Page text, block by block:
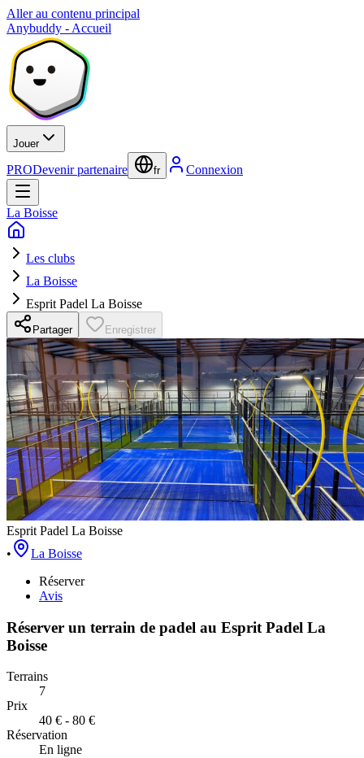
Aller au contenu principal
Anybuddy - Accueil
Jouer
PRODevenir partenaire fr Connexion
La Boisse
Les clubs
La Boisse
Esprit Padel La Boisse
Partager Enregistrer
Esprit Padel La Boisse
•
La Boisse
Réserver
Avis
Réserver un terrain de padel au Esprit Padel La
Boisse
Terrains
7
Prix
40 € - 80 €
Réservation
En ligne